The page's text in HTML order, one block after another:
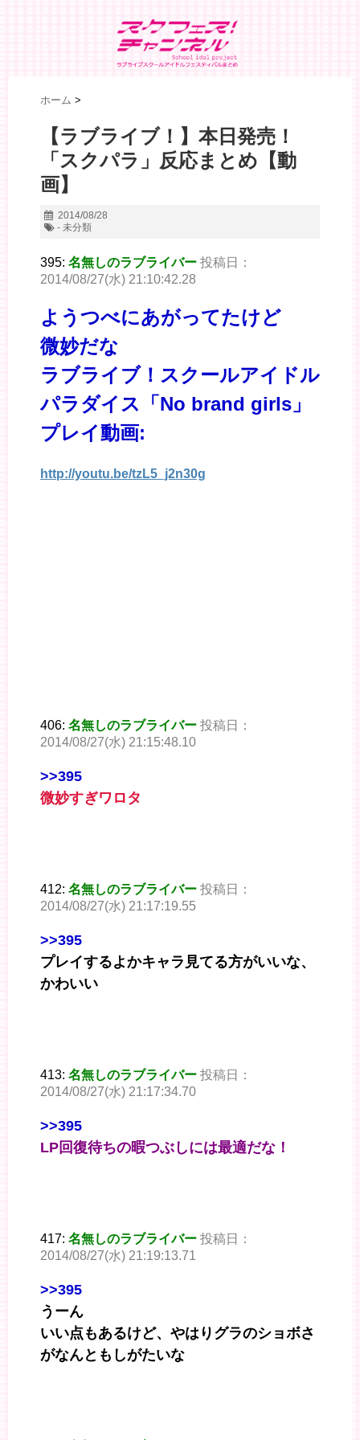
ホーム >
【ラブライブ！】本日発売！
「スクパラ」反応まとめ【動
画】
2014/08/28
- 未分類
395: 名無しのラブライバー 投稿日：
2014/08/27(水) 21:10:42.28
ようつべにあがってたけど
微妙だな
ラブライブ！スクールアイドル
パラダイス「No brand girls」
プレイ動画:
http://youtu.be/tzL5_j2n30g
406: 名無しのラブライバー 投稿日：
2014/08/27(水) 21:15:48.10
>>395
微妙すぎワロタ
412: 名無しのラブライバー 投稿日：
2014/08/27(水) 21:17:19.55
>>395
プレイするよかキャラ見てる方がいいな、
かわいい
413: 名無しのラブライバー 投稿日：
2014/08/27(水) 21:17:34.70
>>395
LP回復待ちの暇つぶしには最適だな！
417: 名無しのラブライバー 投稿日：
2014/08/27(水) 21:19:13.71
>>395
うーん
いい点もあるけど、やはりグラのショボさ
がなんともしがたいな